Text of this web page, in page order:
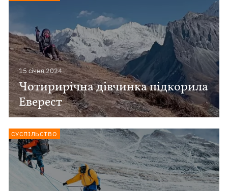
15 сiчня 2024
Чотирирічна дівчинка підкорила
Еверест
СУСПІЛЬСТВО